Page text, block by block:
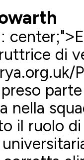
di
nella
il ruolo